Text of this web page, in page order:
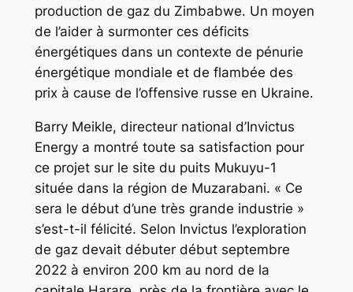
production de gaz du Zimbabwe. Un moyen
de l’aider à surmonter ces déficits
énergétiques dans un contexte de pénurie
énergétique mondiale et de flambée des
prix à cause de l’offensive russe en Ukraine.
Barry Meikle, directeur national d’Invictus
Energy a montré toute sa satisfaction pour
ce projet sur le site du puits Mukuyu-1
située dans la région de Muzarabani. « Ce
sera le début d’une très grande industrie »
s’est-t-il félicité. Selon Invictus l’exploration
de gaz devait débuter début septembre
2022 à environ 200 km au nord de la